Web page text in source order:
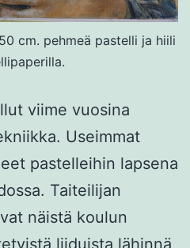
cm. pehmeä pastelli ja hiili
viime vuosina
Useimmat
pastelleihin lapsena
Taiteilijan
näistä koulun